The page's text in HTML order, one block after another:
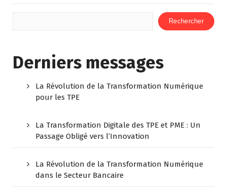
Rechercher
Derniers messages
La Révolution de la Transformation Numérique
pour les TPE
La Transformation Digitale des TPE et PME : Un
Passage Obligé vers l’Innovation
La Révolution de la Transformation Numérique
dans le Secteur Bancaire